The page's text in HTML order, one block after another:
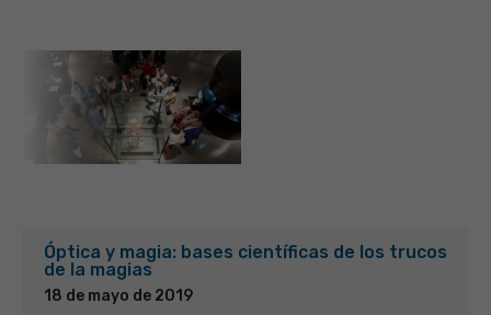
Óptica y magia: bases científicas de los trucos
de la magias
18 de mayo de 2019